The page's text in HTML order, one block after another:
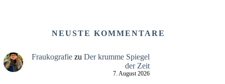
NEUSTE KOMMENTARE
Fraukografiezu Der krumme Spiegel
der Zeit
7. August 2026